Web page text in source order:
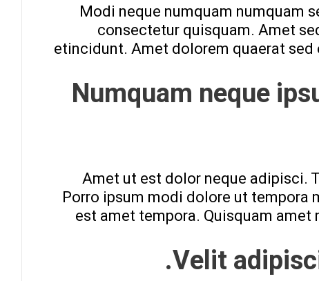
Modi neque numquam numquam
consectetur quisquam. Amet
etincidunt. Amet dolorem quaerat
Numquam neque
Amet ut est dolor neque adipisci.
Porro ipsum modi dolore ut tempora
est amet tempora. Quisquam
Velit